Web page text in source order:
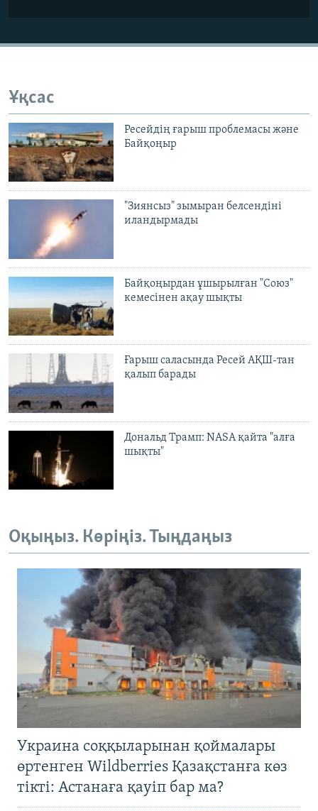
Ұқсас
Ресейдің ғарыш проблемасы және
Байқоңыр
"Зиянсыз" зымыран белсендіні
иландырмады
Байқоңырдан ұшырылған "Союз"
кемесінен ақау шықты
Ғарыш саласында Ресей АҚШ-тан
қалып барады
Дональд Трамп: NASA қайта "алға
шықты"
Оқыңыз. Көріңіз. Тыңдаңыз
Украина соққыларынан қоймалары
өртенген Wildberries Қазақстанға көз
тікті: Астанаға қауіп бар ма?